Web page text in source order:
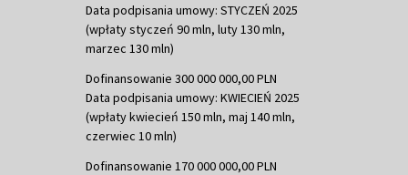
Data podpisania umowy: STYCZEŃ 2025
(wpłaty styczeń 90 mln, luty 130 mln,
marzec 130 mln)
Dofinansowanie 300 000 000,00 PLN
Data podpisania umowy: KWIECIEŃ 2025
(wpłaty kwiecień 150 mln, maj 140 mln,
czerwiec 10 mln)
Dofinansowanie 170 000 000,00 PLN